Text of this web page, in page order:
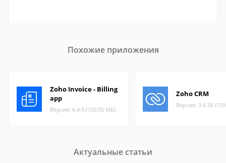
Похожие приложения
Zoho Invoice - Billing
app
Версия: 6.4.9 (100.55 МБ)
Zoho CRM
Версия: 3.6.56
Актуальные статьи